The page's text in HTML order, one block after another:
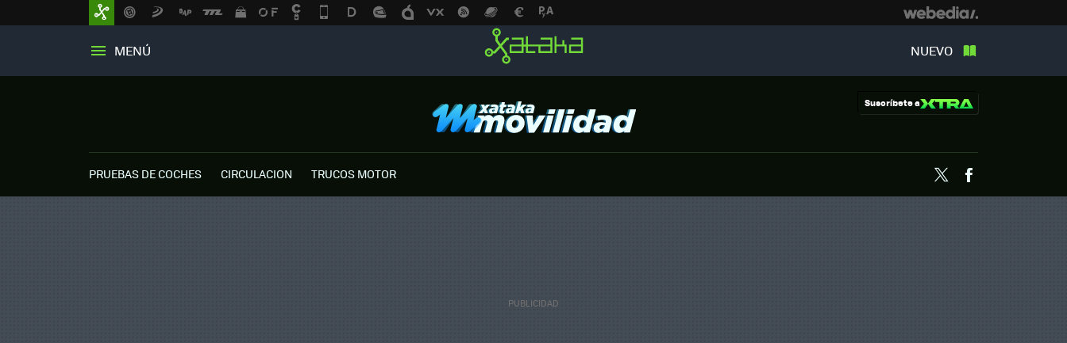
MENÚ NUEVO
Suscríbete a
PRUEBAS DE COCHES CIRCULACION TRUCOS MOTOR Twitter